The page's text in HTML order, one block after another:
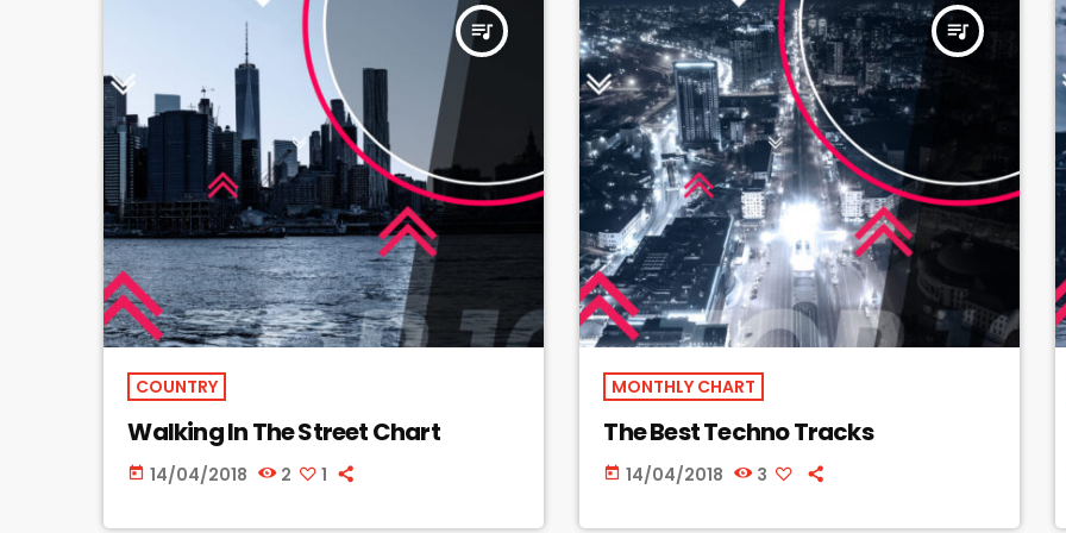
queue_music
COUNTRY
Walking In The Street Chart
today 14/04/2018 2 1
queue_music
MONTHLY CHART
The Best Techno Tracks
today 14/04/2018 3